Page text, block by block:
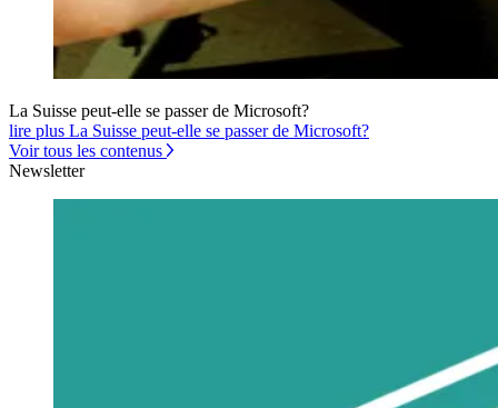
La Suisse peut-elle se passer de Microsoft?
lire plus La Suisse peut-elle se passer de Microsoft?
Voir tous les contenus
Newsletter